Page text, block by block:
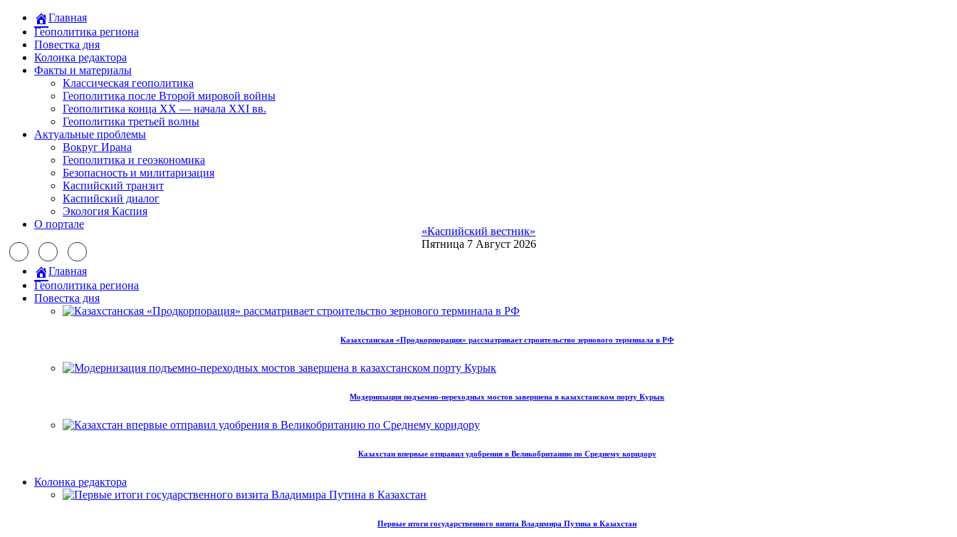
Главная
Геополитика региона
Повестка дня
Колонка редактора
Факты и материалы
Классическая геополитика
Геополитика после Второй мировой войны
Геополитика конца XX — начала XXI вв.
Геополитика третьей волны
Актуальные проблемы
Вокруг Ирана
Геополитика и геоэкономика
Безопасность и милитаризация
Каспийский транзит
Каспийский диалог
Экология Каспия
О портале
«Каспийский вестник»
Пятница 7 Август 2026
Главная
Геополитика региона
Повестка дня
Казахстанская «Продкорпорация» рассматривает строительство зернового терминала в РФ
Модернизация подъемно-переходных мостов завершена в казахстанском порту Курык
Казахстан впервые отправил удобрения в Великобританию по Среднему коридору
Колонка редактора
Первые итоги государственного визита Владимира Путина в Казахстан